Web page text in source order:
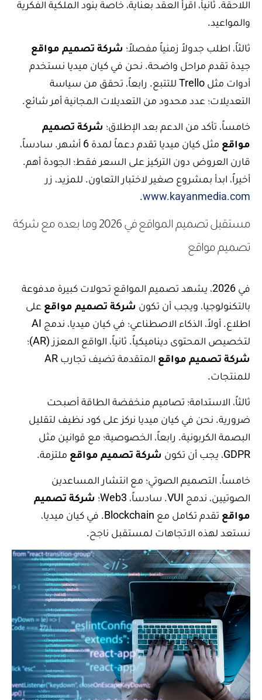
اللاحقة. ثانياً، اقرأ العقد بعناية، خاصة بنود الملكية الفكرية
والمواعيد.
ثالثاً، اطلب جدولاً زمنياً مفصلاً؛ شركة تصميم مواقع
جيدة تقدم مراحل واضحة. نحن في كيان ميديا نستخدم
أدوات مثل Trello للتتبع. رابعاً، تحقق من سياسة
التعديلات؛ عدد محدود من التعديلات المجانية أمر شائع.
خامساً، تأكد من الدعم بعد الإطلاق؛ شركة تصميم
مواقع
مثل كيان ميديا تقدم دعماً لمدة 6 أشهر. سادساً،
قارن العروض دون التركيز على السعر فقط؛ الجودة أهم.
أخيراً، ابدأ بمشروع صغير لاختبار التعاون. للمزيد، زر
www.kayanmedia.com
.
مستقبل تصميم المواقع في 2026 وما بعده مع شركة
تصميم مواقع
في 2026، يشهد تصميم المواقع تحولات كبيرة مدفوعة
بالتكنولوجيا، ويجب أن تكون شركة تصميم مواقع على
اطلاع. أولاً، الذكاء الاصطناعي؛ في كيان ميديا، ندمج AI
لتخصيص المحتوى ديناميكياً. ثانياً، الواقع المعزز (AR)؛
شركة تصميم مواقع
المتقدمة تضيف تجارب AR
للمنتجات.
ثالثاً، الاستدامة؛ تصاميم منخفضة الطاقة أصبحت
ضرورية. نحن في كيان ميديا نركز على كود نظيف لتقليل
البصمة الكربونية. رابعاً، الخصوصية؛ مع قوانين مثل
GDPR، يجب أن تكون
شركة تصميم مواقع ملتزمة.
خامساً، التصميم الصوتي؛ مع انتشار المساعدين
الصوتيين، ندمج VUI. سادساً، Web3؛
شركة تصميم
مواقع
تقدم تكامل مع Blockchain. في كيان ميديا،
نستعد لهذه الاتجاهات لمستقبل ناجح.